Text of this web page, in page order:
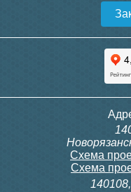
Схема
Схема